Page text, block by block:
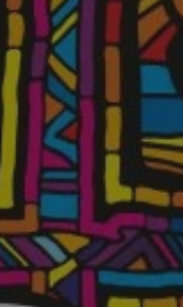
zgody gościa na
innych celów
identyfikatora
obsługuje
w kontekście
w celu optymalizacji
przez usługę Cookie-
preferencji
na pliki cookie.
cookie Cookie-